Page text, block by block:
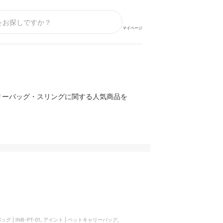
マイページ
バッグ・スリングに関する人気商品を
グ | INB-PT-01, アイント | ペットキャリーバッグ,